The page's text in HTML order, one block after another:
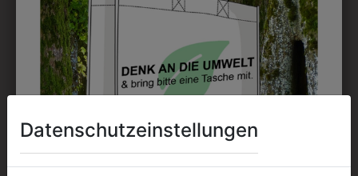
DAMENBLUSE
CLASSIC 3/4 ARM
€ 46,90
Datenschutzeinstellungen